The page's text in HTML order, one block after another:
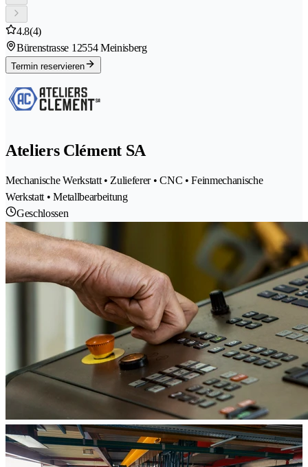
4.8(4)
Bürenstrasse 1 2554 Meinisberg
Termin reservieren
Ateliers Clément SA
Mechanische Werkstatt • Zulieferer • CNC • Feinmechanische
Werkstatt • Metallbearbeitung
Geschlossen